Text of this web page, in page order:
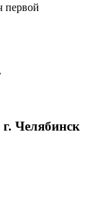
первой
Челябинск